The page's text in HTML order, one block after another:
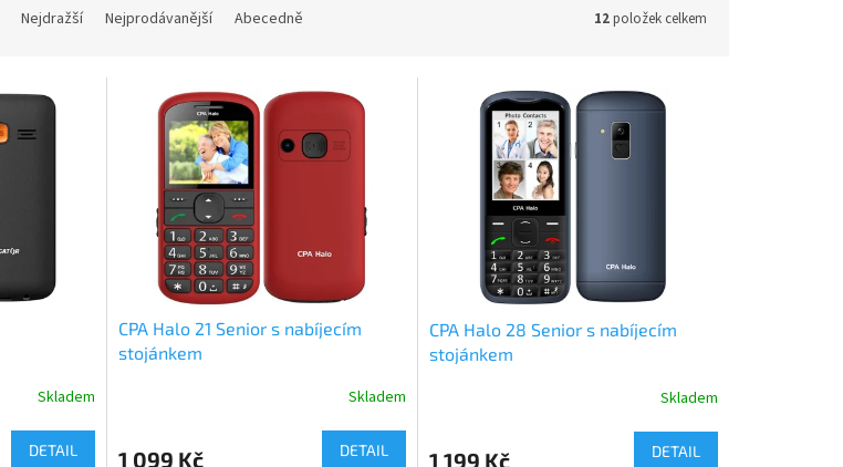
Nejdražší Nejprodávanější Abecedně 12položek celkem
Skladem
DETAIL
CPA Halo 21 Senior s nabíjecím
stojánkem
Skladem
1 099 Kč DETAIL
CPA Halo 28 Senior s nabíjecím
stojánkem
Skladem
1 199 Kč DETAIL